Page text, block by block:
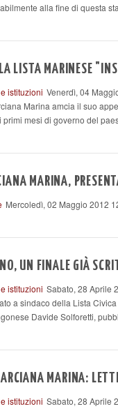
alla fine di questa
LISTA MARINESE
istituzioni Venerdì, 04
Marina amcia il suo
mesi di governo del
MARINA,
Mercoledì, 02 Maggio 2012
UN FINALE GIÀ
istituzioni Sabato, 28 Aprile
a sindaco della Lista Civica
Davide Solforetti,
MARINA:
istituzioni Sabato, 28 Aprile